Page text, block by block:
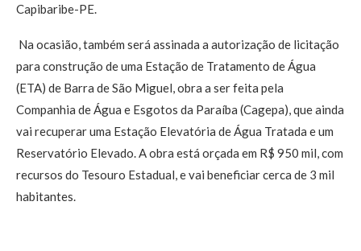
Capibaribe-PE.
Na ocasião, também será assinada a autorização de licitação
para construção de uma Estação de Tratamento de Água
(ETA) de Barra de São Miguel, obra a ser feita pela
Companhia de Água e Esgotos da Paraíba (Cagepa), que ainda
vai recuperar uma Estação Elevatória de Água Tratada e um
Reservatório Elevado. A obra está orçada em R$ 950 mil, com
recursos do Tesouro Estadual, e vai beneficiar cerca de 3 mil
habitantes.